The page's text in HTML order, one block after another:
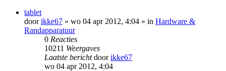
tablet
doorikke67 » wo 04 apr 2012, 4:04 » in Hardware &
Randapparatuur
0 Reacties
10211 Weergaves
Laatste berichtdoorikke67
wo 04 apr 2012, 4:04